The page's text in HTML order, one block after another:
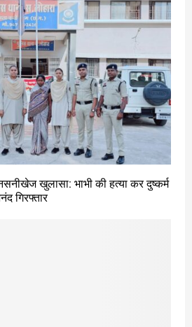
खुलासा: भाभी की हत्या कर दुष्कर्म
गिरफ्तार